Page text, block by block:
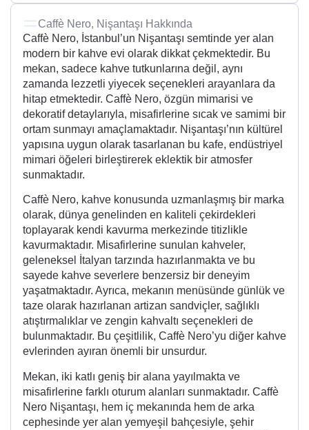
Caffè Nero, Nişantaşı Hakkında
Caffè Nero, İstanbul’un Nişantaşı semtinde yer alan
modern bir kahve evi olarak dikkat çekmektedir. Bu
mekan, sadece kahve tutkunlarına değil, aynı
zamanda lezzetli yiyecek seçenekleri arayanlara da
hitap etmektedir. Caffè Nero, özgün mimarisi ve
dekoratif detaylarıyla, misafirlerine sıcak ve samimi bir
ortam sunmayı amaçlamaktadır. Nişantaşı’nın kültürel
yapısına uygun olarak tasarlanan bu kafe, endüstriyel
mimari öğeleri birleştirerek eklektik bir atmosfer
sunmaktadır.
Caffè Nero, kahve konusunda uzmanlaşmış bir marka
olarak, dünya genelinden en kaliteli çekirdekleri
toplayarak kendi kavurma merkezinde titizlikle
kavurmaktadır. Misafirlerine sunulan kahveler,
geleneksel İtalyan tarzında hazırlanmakta ve bu
sayede kahve severlere benzersiz bir deneyim
yaşatmaktadır. Ayrıca, mekanın menüsünde günlük ve
taze olarak hazırlanan artizan sandviçler, sağlıklı
atıştırmalıklar ve zengin kahvaltı seçenekleri de
bulunmaktadır. Bu çeşitlilik, Caffè Nero’yu diğer kahve
evlerinden ayıran önemli bir unsurdur.
Mekan, iki katlı geniş bir alana yayılmakta ve
misafirlerine farklı oturum alanları sunmaktadır. Caffè
Nero Nişantaşı, hem iç mekanında hem de arka
cephesinde yer alan yemyeşil bahçesiyle, şehir